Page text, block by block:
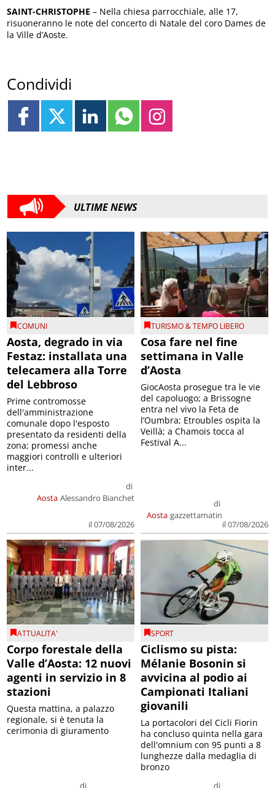
SAINT-CHRISTOPHE – Nella chiesa parrocchiale, alle 17,
risuoneranno le note del concerto di Natale del coro Dames de
la Ville d’Aoste.
Condividi
ULTIME NEWS
COMUNI
Aosta, degrado in via
Festaz: installata una
telecamera alla Torre
del Lebbroso
Aosta
di
Alessandro Bianchet
il 07/08/2026
Prime contromosse
dell'amministrazione
comunale dopo l'esposto
presentato da residenti della
zona; promessi anche
maggiori controlli e ulteriori
inter...
TURISMO & TEMPO LIBERO
Cosa fare nel fine
settimana in Valle
d’Aosta
Aosta
di
gazzettamatin
il 07/08/2026
GiocAosta prosegue tra le vie
del capoluogo; a Brissogne
entra nel vivo la Feta de
l’Oumbra; Etroubles ospita la
Veillà; a Chamois tocca al
Festival A...
ATTUALITA'
Corpo forestale della
Valle d’Aosta: 12 nuovi
agenti in servizio in 8
stazioni
di
Questa mattina, a palazzo
regionale, si è tenuta la
cerimonia di giuramento
SPORT
Ciclismo su pista:
Mélanie Bosonin si
avvicina al podio ai
Campionati Italiani
giovanili
di
La portacolori del Cicli Fiorin
ha concluso quinta nella gara
dell'omnium con 95 punti a 8
lunghezze dalla medaglia di
bronzo